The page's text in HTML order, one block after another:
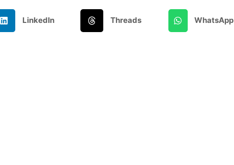
LinkedIn Threads WhatsApp